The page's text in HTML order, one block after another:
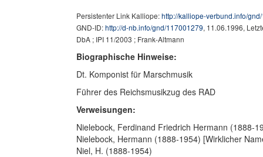
Persistenter Link Kalliope:http://kalliope-verbund.info/
GND-ID:http://d-nb.info/gnd/117001279, 11.06.1996,
DbA ; IPI 11/2003 ; Frank-Altmann
Biographische Hinweise:
Dt. Komponist für Marschmusik
Führer des Reichsmusikzug des RAD
Verweisungen:
Nielebock, Ferdinand Friedrich Hermann (1888-
Nielebock, Hermann (1888-1954) [Wirklicher
Niel, H. (1888-1954)